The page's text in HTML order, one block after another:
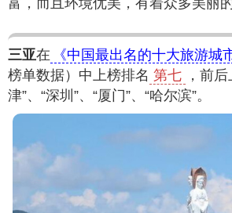
三亚在 《中国最出名的十大旅游城
榜单数据）中上榜排名 第七
，前
津”、“深圳”、“厦门”、“哈尔滨”。